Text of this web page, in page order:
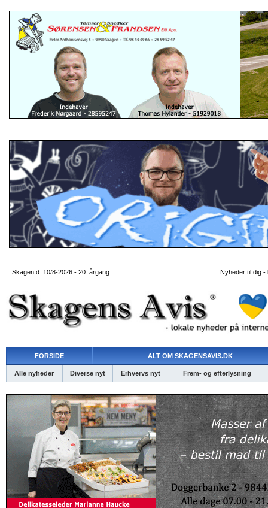
Skagen d. 10/8-2026 - 20. årgang Nyheder til dig -
FORSIDE ALT OM SKAGENSAVIS.DK
Alle nyheder Diverse nyt Erhvervs nyt Frem- og efterlysning